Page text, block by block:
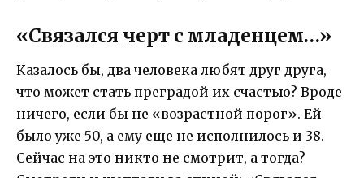
«Связался черт с младенцем…»
Казалось бы, два человека любят друг друга,
что может стать преградой их счастью? Вроде
ничего, если бы не «возрастной порог». Ей
было уже 50, а ему еще не исполнилось и 38.
Сейчас на это никто не смотрит, а тогда?